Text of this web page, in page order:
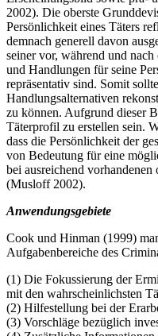
2002). Die oberste
Persönlichkeit eines Täters
demnach generell davon
seiner vor, während und
und Handlungen für seine
repräsentativ sind. Somit
Handlungsalternativen
zu können. Aufgrund dieser
Täterprofil zu erstellen sein.
dass die Persönlichkeit der
von Bedeutung für eine
bei ausreichend
(Musloff 2002).
Anwendungsgebiete
Cook und Hinman (1999)
Aufgabenbereiche des
(1) Die Fokussierung der
mit den wahrscheinlichsten
(2) Hilfestellung bei der
(3) Vorschläge bezüglich